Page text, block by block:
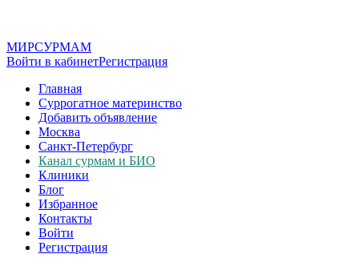
МИРСУРМАМ
Войти в кабинетРегистрация
Главная
Суррогатное материнство
Добавить объявление
Москва
Санкт-Петербург
Канал сурмам и БИО
Клиники
Блог
Избранное
Контакты
Войти
Регистрация